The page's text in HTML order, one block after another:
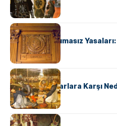
KÜLTÜR
Draco’nun Acımasız
Hukuk Kodu
KÜLTÜR
Avrupalı ​​Katharlara Karşı
KÜLTÜR